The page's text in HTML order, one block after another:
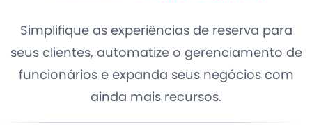
Simplifique as experiências de reserva para
seus clientes, automatize o gerenciamento de
funcionários e expanda seus negócios com
ainda mais recursos.